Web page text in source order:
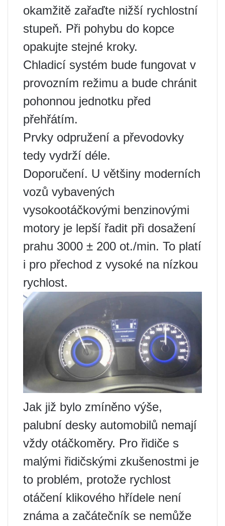
okamžitě zařaďte nižší rychlostní
stupeň. Při pohybu do kopce
opakujte stejné kroky.
Chladicí systém bude fungovat v
provozním režimu a bude chránit
pohonnou jednotku před
přehřátím.
Prvky odpružení a převodovky
tedy vydrží déle.
Doporučení. U většiny moderních
vozů vybavených
vysokootáčkovými benzinovými
motory je lepší řadit při dosažení
prahu 3000 ± 200 ot./min. To platí
i pro přechod z vysoké na nízkou
rychlost.
Jak již bylo zmíněno výše,
palubní desky automobilů nemají
vždy otáčkoměry. Pro řidiče s
malými řidičskými zkušenostmi je
to problém, protože rychlost
otáčení klikového hřídele není
známa a začátečník se nemůže